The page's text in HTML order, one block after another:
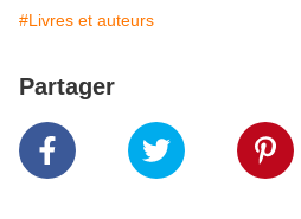
#Livres et auteurs
Partager